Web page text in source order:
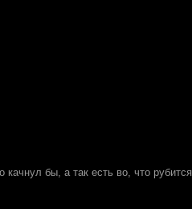
бы, а так есть во, что рубится